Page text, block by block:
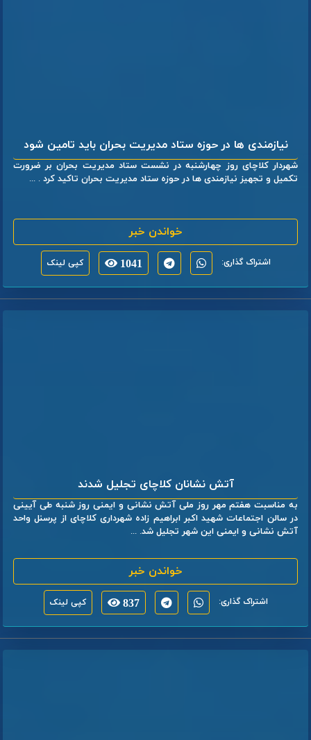
نیازمندی ها در حوزه ستاد مدیریت بحران باید تامین شود
شهردار کلاچای روز چهارشنبه در نشست ستاد مدیریت بحران بر ضرورت
تکمیل و تجهیز نیازمندی ها در حوزه ستاد مدیریت بحران تاکید کرد . ...
خواندن خبر
اشتراک گذاری: 1041 کپی لینک
آتش نشانان کلاچای تجلیل شدند
به مناسبت هفتم مهر روز ملی آتش نشانی و ایمنی روز شنبه طی آیینی
در سالن اجتماعات شهید اکبر ابراهیم زاده شهرداری کلاچای از پرسنل واحد
آتش نشانی و ایمنی این شهر تجلیل شد. ...
خواندن خبر
اشتراک گذاری: 837 کپی لینک